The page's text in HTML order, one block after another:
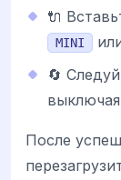
🔌
MINI
🔄
После